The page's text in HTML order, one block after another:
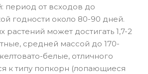
период от всходов до
годности около 80-90 дней.
растений может достигать 1,7-2
средней массой до 170-
белые, отличного
к типу попкорн (лопающиеся